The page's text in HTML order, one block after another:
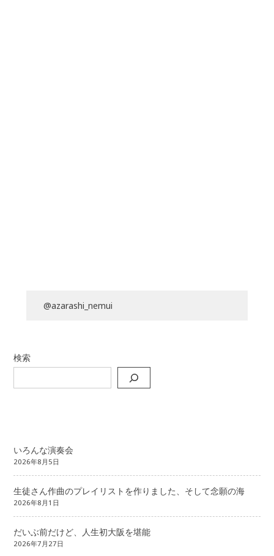
@azarashi_nemui
検索
いろんな演奏会
2026年8月5日
生徒さん作曲のプレイリストを作りました、そして念願の海
2026年8月1日
だいぶ前だけど、人生初大阪を堪能
2026年7月27日